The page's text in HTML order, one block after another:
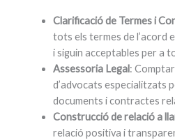
Clarificació de Termes i
tots els termes de l’acord
i siguin acceptables per a
Assessoria Legal :
d’advocats especialitzats
documents i contractes
Construcció de relació a
relació positiva i